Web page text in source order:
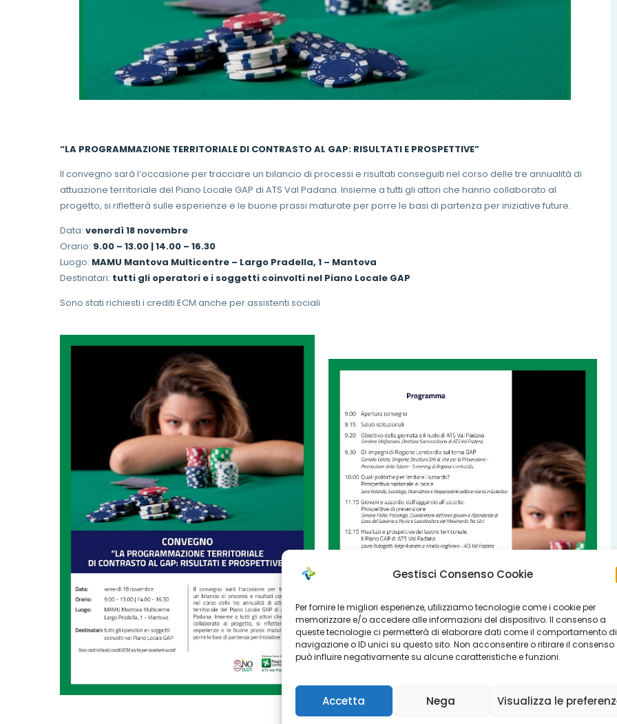
Gestisci Consenso Cookie
Per fornire le migliori esperienze, utilizziamo tecnologie come i cookie per
memorizzare e/o accedere alle informazioni del dispositivo. Il consenso a
queste tecnologie ci permetterà di elaborare dati come il comportamento di
navigazione o ID unici su questo sito. Non acconsentire o ritirare il consenso
può influire negativamente su alcune caratteristiche e funzioni.
Accetta Nega Visualizza le
“LA PROGRAMMAZIONE TERRITORIALE DI CONTRASTO AL GAP: RISULTATI E PROSPETTIVE”
Il convegno sarà l’occasione per tracciare un bilancio di processi e risultati conseguiti nel corso delle tre annualità di
attuazione territoriale del Piano Locale GAP di ATS Val Padana. Insieme a tutti gli attori che hanno collaborato al
progetto, si rifletterà sulle esperienze e le buone prassi maturate per porre le basi di partenza per iniziative future.
Data: venerdì 18 novembre
Orario: 9.00 – 13.00 | 14.00 – 16.30
Luogo: MAMU Mantova Multicentre – Largo Pradella, 1 – Mantova
Destinatari: tutti gli operatori e i soggetti coinvolti nel Piano Locale GAP
Sono stati richiesti i crediti ECM anche per assistenti sociali